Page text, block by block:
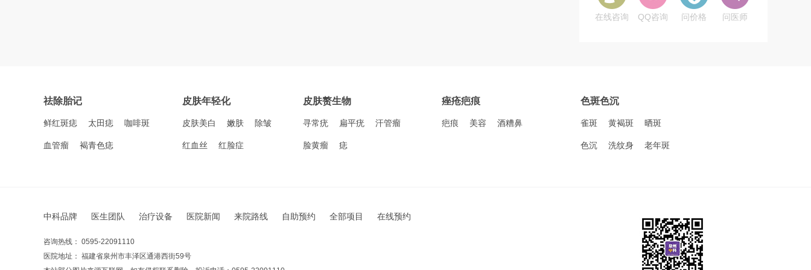
在线咨询 QQ咨询 问价格 问医师
祛除胎记
鲜红斑痣 太田痣 咖啡斑
血管瘤 褐青色痣
皮肤年轻化
皮肤美白 嫩肤 除皱
红血丝 红脸症
皮肤赘生物
寻常疣 扁平疣 汗管瘤
脸黄瘤 痣
痤疮疤痕
疤痕 美容 酒糟鼻
色斑色沉
雀斑 黄褐斑 晒斑
色沉 洗纹身 老年斑
中科品牌 医生团队 治疗设备 医院新闻 来院路线 自助预约 全部项目 在线预约
咨询热线： 0595-22091110
医院地址： 福建省泉州市丰泽区通港西街59号